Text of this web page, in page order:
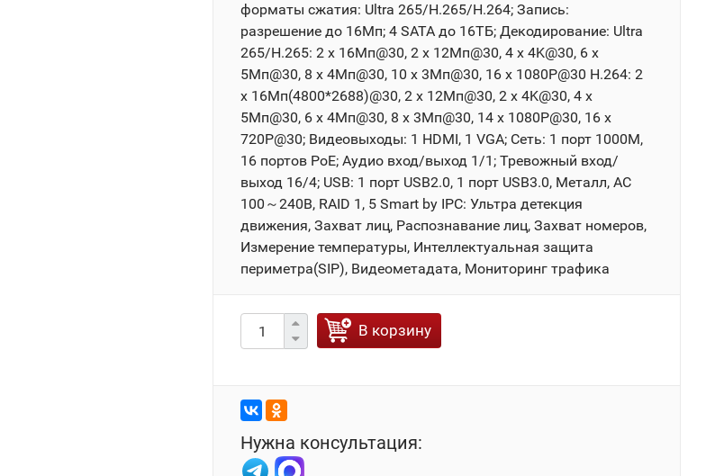
форматы сжатия: Ultra 265/H.265/H.264; Запись:
разрешение до 16Мп; 4 SATA до 16ТБ; Декодирование: Ultra
265/H.265: 2 x 16Мп@30, 2 x 12Мп@30, 4 x 4K@30, 6 x
5Мп@30, 8 x 4Мп@30, 10 x 3Мп@30, 16 x 1080P@30 H.264: 2
x 16Мп(4800*2688)@30, 2 x 12Мп@30, 2 x 4K@30, 4 x
5Мп@30, 6 x 4Мп@30, 8 x 3Мп@30, 14 x 1080P@30, 16 x
720P@30; Видеовыходы: 1 HDMI, 1 VGA; Сеть: 1 порт 1000М,
16 портов PoE; Аудио вход/выход 1/1; Тревожный вход/
выход 16/4; USB: 1 порт USB2.0, 1 порт USB3.0, Металл, AC
100～240В, RAID 1, 5 Smart by IPC: Ультра детекция
движения, Захват лиц, Распознавание лиц, Захват номеров,
Измерение температуры, Интеллектуальная защита
периметра(SIP), Видеометадата, Мониторинг трафика
В корзину
Нужна консультация: